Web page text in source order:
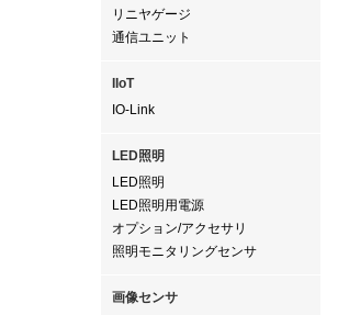
リニヤゲージ
通信ユニット
IIoT
IO-Link
LED照明
LED照明
LED照明用電源
オプション/アクセサリ
照明モニタリングセンサ
画像センサ